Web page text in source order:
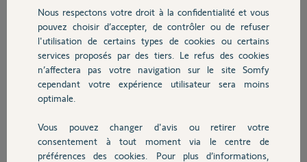
Chauffage
Autres produits
Devis avec un pro
Participer au fil de discussion
Bonsoir,
Il n'existe encore pas de visiophone IO compatible avec Tahoma à ce
Sylvain C. il y a plus de 9 ans
Nous respectons votre droit à la confidentialité et vous
pouvez choisir d’accepter, de contrôler ou de refuser
l'utilisation de certains types de cookies ou certains
services proposés par des tiers. Le refus des cookies
n’affectera pas votre navigation sur le site Somfy
cependant votre expérience utilisateur sera moins
optimale.
Vous pouvez changer d'avis ou retirer votre
consentement à tout moment via le centre de
préférences des cookies. Pour plus d’informations,